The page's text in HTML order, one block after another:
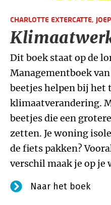
CHARLOTTE EXTERCATTE,
Dit boek staat op de
Managementboek
beetjes helpen bij het
klimaatverandering.
beetjes die een
zetten. Je woning
de fiets pakken?
verschil maak je op je
Naar het boek